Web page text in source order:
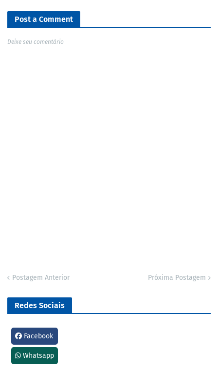
Post a Comment
Deixe seu comentário
Postagem Anterior Próxima Postagem
Redes Sociais
Facebook
Whatsapp